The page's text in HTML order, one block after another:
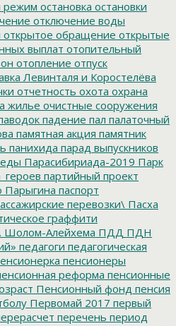
режим остановка остановки
отключение воды
открытое обращение открытые
выплат отопительный
отопление отпуск
Левинталя и Коростелёва
отчетность охота охрана
жилье очистные сооружения
падение пал палаточный
памятная акция памятник
панихида парад выпускников
Парасибириада-2019 Парк
партийный проект
Парыгина паспорт
перевозки\ Пасха
граффити
Шолом-Алейхема ПДД ПДН
педагоги педагогическая
пенсионеры
реформа пенсионные
Пенсионный фонд пенсия
Первомай 2017 первый
перечень период